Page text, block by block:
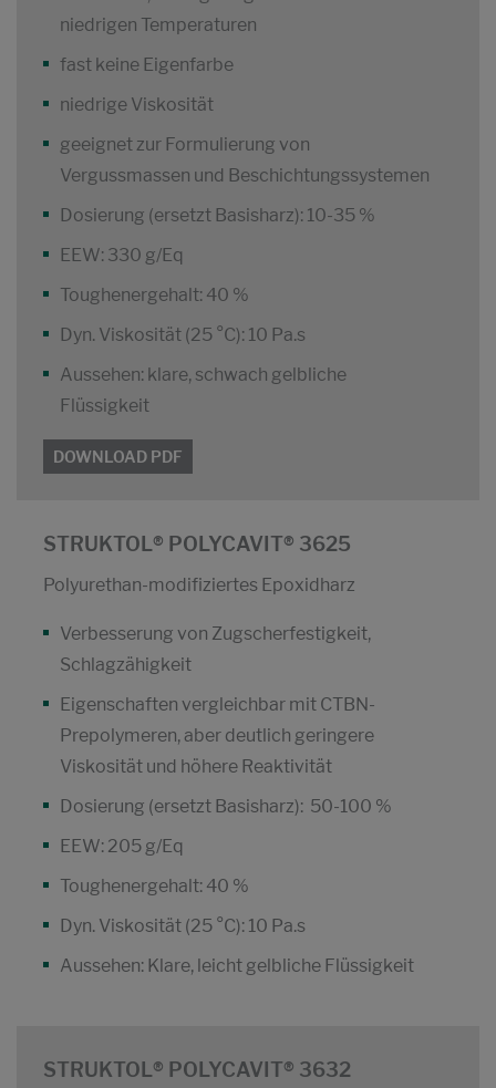
niedrigen Temperaturen
fast keine Eigenfarbe
niedrige Viskosität
geeignet zur Formulierung von
Vergussmassen und Beschichtungssystemen
Dosierung (ersetzt Basisharz): 10-35 %
EEW: 330 g/Eq
Toughenergehalt: 40 %
Dyn. Viskosität (25 °C): 10 Pa.s
Aussehen: klare, schwach gelbliche
Flüssigkeit
DOWNLOAD PDF
STRUKTOL® POLYCAVIT® 3625
Polyurethan-modifiziertes Epoxidharz
Verbesserung von Zugscherfestigkeit,
Schlagzähigkeit
Eigenschaften vergleichbar mit CTBN-
Prepolymeren, aber deutlich geringere
Viskosität und höhere Reaktivität
Dosierung (ersetzt Basisharz): 50-100 %
EEW: 205 g/Eq
Toughenergehalt: 40 %
Dyn. Viskosität (25 °C): 10 Pa.s
Aussehen: Klare, leicht gelbliche Flüssigkeit
STRUKTOL® POLYCAVIT® 3632